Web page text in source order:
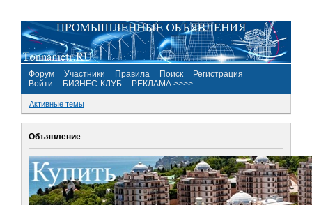
Форум Участники Правила Поиск
Регистрация
Войти
БИЗНЕС-КЛУБ РЕКЛАМА >>>>
Активные темы
Объявление